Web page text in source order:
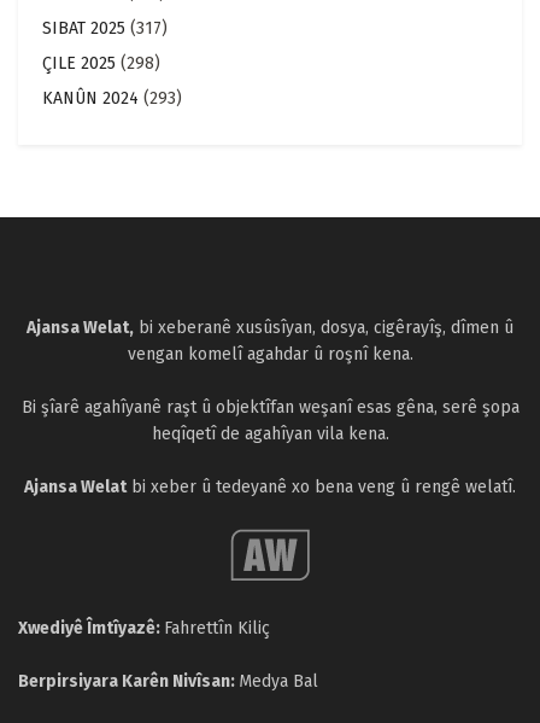
SIBAT 2025 (317)
ÇILE 2025 (298)
KANÛN 2024 (293)
Ajansa Welat, bi xeberanê xusûsîyan, dosya, cigêrayîş, dîmen û
vengan komelî agahdar û roşnî kena.
Bi şîarê agahîyanê raşt û objektîfan weşanî esas gêna, serê şopa
heqîqetî de agahîyan vila kena.
Ajansa Welatbi xeber û tedeyanê xo bena veng û rengê welatî.
Xwediyê Îmtîyazê: Fahrettîn Kiliç
Berpirsiyara Karên Nivîsan: Medya Bal